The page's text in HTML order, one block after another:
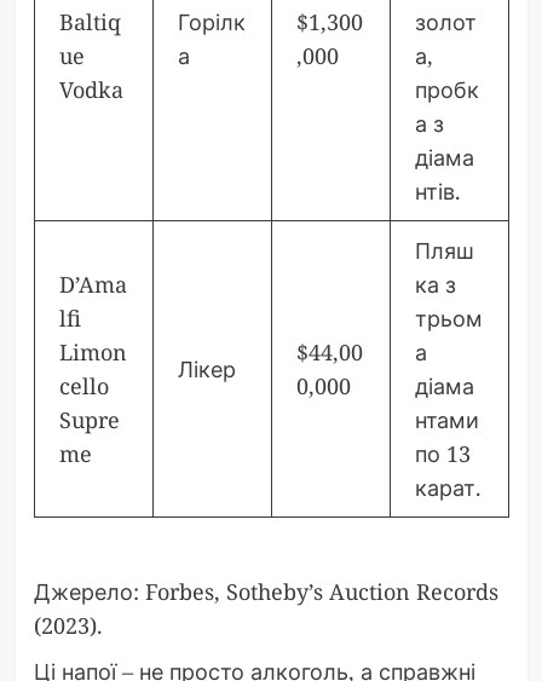
Baltiq
ue
Vodka
Горілк
а
$1,300
,000
золот
а,
пробк
а з
діама
нтів.
D’Ama
lfi
Limon
cello
Supre
me
Лікер
$44,00
0,000
Пляш
ка з
трьом
а
діама
нтами
по 13
карат.
Джерело: Forbes, Sotheby’s Auction Records
(2023).
Ці напої – не просто алкоголь, а справжні